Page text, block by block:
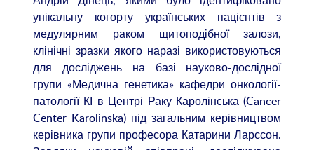
унікальну когорту українських пацієнтів з
медулярним раком щитоподібної залози,
клінічні зразки якого наразі використовуються
для досліджень на базі науково-дослідної
групи «Медична генетика» кафедри онкології-
патології КІ в Центрі Раку Каролінська (Cancer
Center Karolinska) під загальним керівництвом
керівника групи професора Катарини Ларссон.